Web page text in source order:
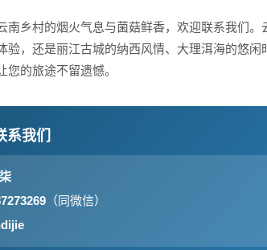
南乡村的烟火气息与菌菇鲜香，欢迎联系我们
验，还是丽江古城的纳西风情、大理洱海的悠
您的旅途不留遗憾。
系我们
（同微信）